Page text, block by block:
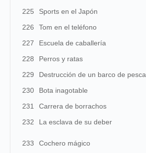
225
Sports en el Japón
226
Tom en el teléfono
227
Escuela de caballería
228
Perros y ratas
229
Destrucción de un barco de pesca
230
Bota inagotable
231
Carrera de borrachos
232
La esclava de su deber
233 Cochero mágico